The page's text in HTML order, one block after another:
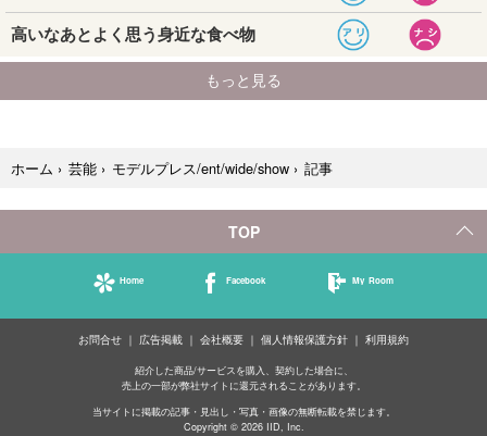
ホーム › 芸能 › モデルプレス/ent/wide/show › 記事
TOP
Home Facebook My Room
お問合せ 広告掲載 会社概要 個人情報保護方針 利用規約
紹介した商品/サービスを購入、契約した場合に、
売上の一部が弊社サイトに還元されることがあります。
当サイトに掲載の記事・見出し・写真・画像の無断転載を禁じます。
Copyright © 2026 IID, Inc.